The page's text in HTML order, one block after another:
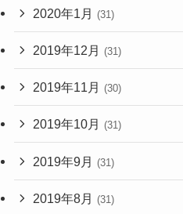
2020年1月 (31)
2019年12月 (31)
2019年11月 (30)
2019年10月 (31)
2019年9月 (31)
2019年8月 (31)